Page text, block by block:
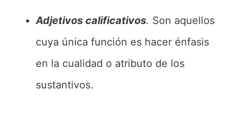
Adjetivos calificativos. Son aquellos
cuya única función es hacer énfasis
en la cualidad o atributo de los
sustantivos.